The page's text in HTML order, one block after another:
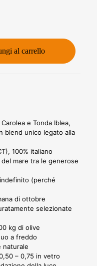
al carrello
e Tonda Iblea,
blend unico legato alla
100% italiano
mare tra le generose
(perché
di ottobre
selezionate
kg di olive
a freddo
naturale
– 0,75 in vetro